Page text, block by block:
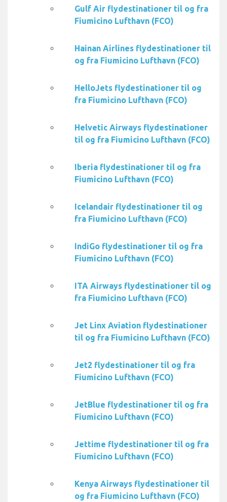
Gulf Air flydestinationer til og fra
Fiumicino Lufthavn (FCO)
Hainan Airlines flydestinationer til
og fra Fiumicino Lufthavn (FCO)
HelloJets flydestinationer til og
fra Fiumicino Lufthavn (FCO)
Helvetic Airways flydestinationer
til og fra Fiumicino Lufthavn (FCO)
Iberia flydestinationer til og fra
Fiumicino Lufthavn (FCO)
Icelandair flydestinationer til og
fra Fiumicino Lufthavn (FCO)
IndiGo flydestinationer til og fra
Fiumicino Lufthavn (FCO)
ITA Airways flydestinationer til og
fra Fiumicino Lufthavn (FCO)
Jet Linx Aviation flydestinationer
til og fra Fiumicino Lufthavn (FCO)
Jet2 flydestinationer til og fra
Fiumicino Lufthavn (FCO)
JetBlue flydestinationer til og fra
Fiumicino Lufthavn (FCO)
Jettime flydestinationer til og fra
Fiumicino Lufthavn (FCO)
Kenya Airways flydestinationer til
og fra Fiumicino Lufthavn (FCO)